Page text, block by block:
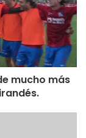
mucho más